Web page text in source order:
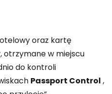
oraz kartę
otrzymane w miejscu
do kontroli
Passport Control ,